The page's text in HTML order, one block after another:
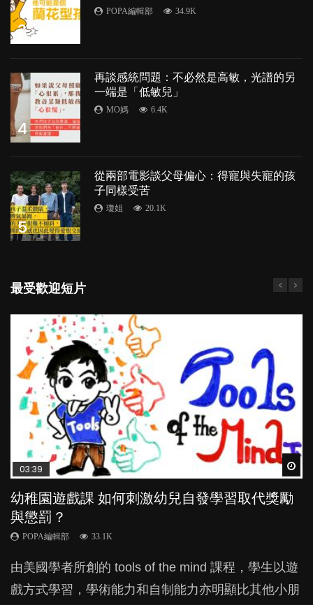
3
POPA編輯部 34.9K
4
再談感統問題：不必然是高敏，光譜的另
一端是「低敏兒」
MO媽 6.4K
5
從兩部電影談父母偏心：得寵與失寵的孩
子同樣受苦
瓊姐 20.1K
最受歡迎短片
03:39
幼稚園遊戲課 如何刺激幼兒自發學習取代獎勵
與懲罰？
POPA編輯部 33.1K
由美國學者所創的 tools of the mind 課程，學生以遊
戲方式學習，學術能力和自制能力亦明顯比其他小朋
04:59
幼兒playgroup真係玩耍中學習？研究指BB 15個
月大前上堂不見效果
POPA編輯部 47.1K
現今小朋友的起跑線，愈推愈前。雖然政府並無官方
的統計數字，但粗略估算，香港至少有六、七百家早
04:06
全職好？在職好？｜全職媽媽與在職媽媽的壓
力與價值
POPA編輯部 25.8K
許多媽媽心底可能都有一刻掙扎過：究竟全職好，還
是在職好。雖說每個家庭都有自己的獨特狀況和考慮
03:02
老公患產後憂鬱症對BB的影響
POPA編輯部
鬱，影響日常生活，嚴重的甚至會有自殺，或傷害小
朋友的念頭。但為何爸爸患上產後抑鬱往往難以察
04:18
凡事以BB為中心，就係好爸媽？｜別忽視父母
的身心虛耗
POPA編輯部 31.5K
父母日夜無間、身心俱疲地照顧BB，如何做到正向
教養？部份父母更會為了小朋友放棄自己的嗜好、減